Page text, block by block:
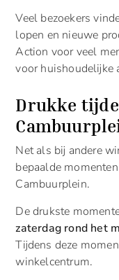
Veel bezoekers
lopen en nieuwe
Action voor veel
voor huishoudelijke
Drukke
Net als bij andere
bepaalde
Cambuurplein.
De drukste
zaterdag rond het
Tijdens deze
winkelcentrum.